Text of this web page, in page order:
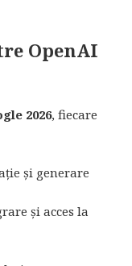
OpenAI
2026, fiecare
și generare
și acces la